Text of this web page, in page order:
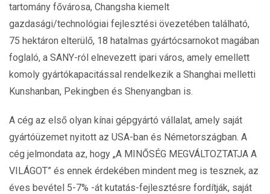
tartomány fővárosa, Changsha kiemelt
gazdasági/technológiai fejlesztési övezetében található,
75 hektáron elterülő, 18 hatalmas gyártócsarnokot magában
foglaló, a SANY-ról elnevezett ipari város, amely emellett
komoly gyártókapacitással rendelkezik a Shanghai melletti
Kunshanban, Pekingben és Shenyangban is.
A cég az első olyan kínai gépgyártó vállalat, amely saját
gyártóüzemet nyitott az USA-ban és Németországban. A
cég jelmondata az, hogy „A MINŐSÉG MEGVÁLTOZTATJA A
VILÁGOT” és ennek érdekében mindent meg is tesznek, az
éves bevétel 5-7% -át kutatás-fejlesztésre fordítják, saját